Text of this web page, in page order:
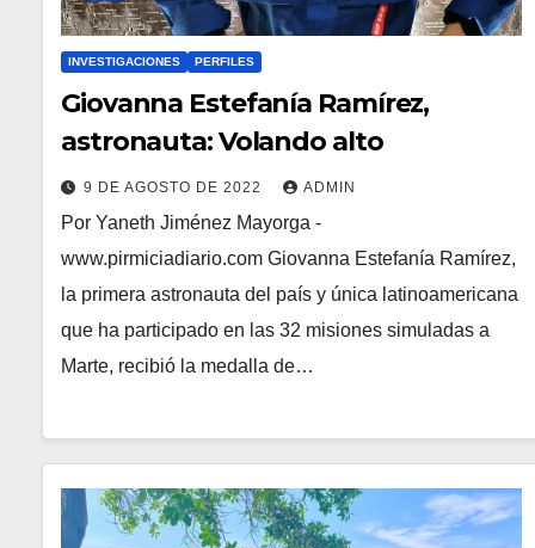
INVESTIGACIONES PERFILES
Giovanna Estefanía Ramírez,
astronauta: Volando alto
9 DE AGOSTO DE 2022 ADMIN
Por Yaneth Jiménez Mayorga -
www.pirmiciadiario.com Giovanna Estefanía Ramírez,
la primera astronauta del país y única latinoamericana
que ha participado en las 32 misiones simuladas a
Marte, recibió la medalla de…